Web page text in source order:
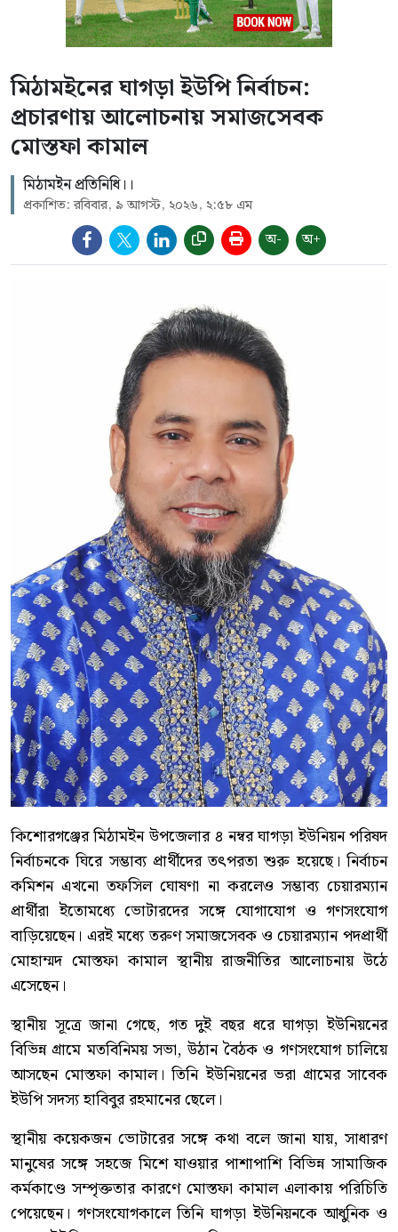
মিঠামইনের ঘাগড়া ইউপি নির্বাচন:
প্রচারণায় আলোচনায় সমাজসেবক
মোস্তফা কামাল
মিঠামইন প্রতিনিধি।।
প্রকাশিত: রবিবার, ৯ আগস্ট, ২০২৬, ২:৫৮ এম
অ- অ+
কিশোরগঞ্জের মিঠামইন উপজেলার ৪ নম্বর ঘাগড়া ইউনিয়ন পরিষদ
নির্বাচনকে ঘিরে সম্ভাব্য প্রার্থীদের তৎপরতা শুরু হয়েছে। নির্বাচন
কমিশন এখনো তফসিল ঘোষণা না করলেও সম্ভাব্য চেয়ারম্যান
প্রার্থীরা ইতোমধ্যে ভোটারদের সঙ্গে যোগাযোগ ও গণসংযোগ
বাড়িয়েছেন। এরই মধ্যে তরুণ সমাজসেবক ও চেয়ারম্যান পদপ্রার্থী
মোহাম্মদ মোস্তফা কামাল স্থানীয় রাজনীতির আলোচনায় উঠে
এসেছেন।
স্থানীয় সূত্রে জানা গেছে, গত দুই বছর ধরে ঘাগড়া ইউনিয়নের
বিভিন্ন গ্রামে মতবিনিময় সভা, উঠান বৈঠক ও গণসংযোগ চালিয়ে
আসছেন মোস্তফা কামাল। তিনি ইউনিয়নের ভরা গ্রামের সাবেক
ইউপি সদস্য হাবিবুর রহমানের ছেলে।
স্থানীয় কয়েকজন ভোটারের সঙ্গে কথা বলে জানা যায়, সাধারণ
মানুষের সঙ্গে সহজে মিশে যাওয়ার পাশাপাশি বিভিন্ন সামাজিক
কর্মকাণ্ডে সম্পৃক্ততার কারণে মোস্তফা কামাল এলাকায় পরিচিতি
পেয়েছেন। গণসংযোগকালে তিনি ঘাগড়া ইউনিয়নকে আধুনিক ও